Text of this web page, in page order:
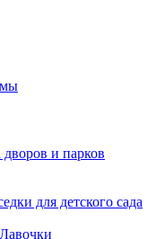
и парков
для детского сада